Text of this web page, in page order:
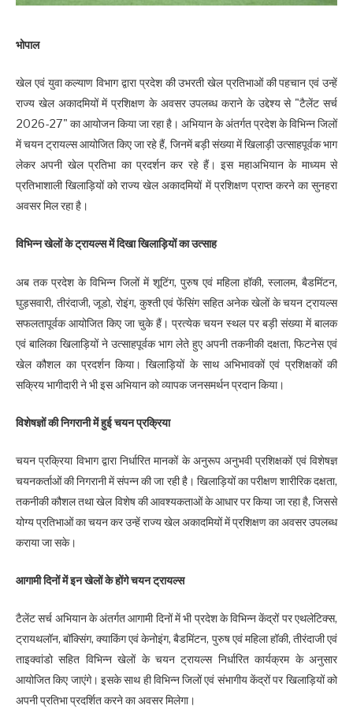
भोपाल
खेल एवं युवा कल्याण विभाग द्वारा प्रदेश की उभरती खेल प्रतिभाओं की पहचान एवं उन्हें
राज्य खेल अकादमियों में प्रशिक्षण के अवसर उपलब्ध कराने के उद्देश्य से "टैलेंट सर्च
2026-27" का आयोजन किया जा रहा है। अभियान के अंतर्गत प्रदेश के विभिन्न जिलों
में चयन ट्रायल्स आयोजित किए जा रहे हैं, जिनमें बड़ी संख्या में खिलाड़ी उत्साहपूर्वक भाग
लेकर अपनी खेल प्रतिभा का प्रदर्शन कर रहे हैं। इस महाअभियान के माध्यम से
प्रतिभाशाली खिलाड़ियों को राज्य खेल अकादमियों में प्रशिक्षण प्राप्त करने का सुनहरा
अवसर मिल रहा है।
विभिन्न खेलों के ट्रायल्स में दिखा खिलाड़ियों का उत्साह
अब तक प्रदेश के विभिन्न जिलों में शूटिंग, पुरुष एवं महिला हॉकी, स्लालम, बैडमिंटन,
घुड़सवारी, तीरंदाजी, जूडो, रोइंग, कुश्ती एवं फेंसिंग सहित अनेक खेलों के चयन ट्रायल्स
सफलतापूर्वक आयोजित किए जा चुके हैं। प्रत्येक चयन स्थल पर बड़ी संख्या में बालक
एवं बालिका खिलाड़ियों ने उत्साहपूर्वक भाग लेते हुए अपनी तकनीकी दक्षता, फिटनेस एवं
खेल कौशल का प्रदर्शन किया। खिलाड़ियों के साथ अभिभावकों एवं प्रशिक्षकों की
सक्रिय भागीदारी ने भी इस अभियान को व्यापक जनसमर्थन प्रदान किया।
विशेषज्ञों की निगरानी में हुई चयन प्रक्रिया
चयन प्रक्रिया विभाग द्वारा निर्धारित मानकों के अनुरूप अनुभवी प्रशिक्षकों एवं विशेषज्ञ
चयनकर्ताओं की निगरानी में संपन्न की जा रही है। खिलाड़ियों का परीक्षण शारीरिक दक्षता,
तकनीकी कौशल तथा खेल विशेष की आवश्यकताओं के आधार पर किया जा रहा है, जिससे
योग्य प्रतिभाओं का चयन कर उन्हें राज्य खेल अकादमियों में प्रशिक्षण का अवसर उपलब्ध
कराया जा सके।
आगामी दिनों में इन खेलों के होंगे चयन ट्रायल्स
टैलेंट सर्च अभियान के अंतर्गत आगामी दिनों में भी प्रदेश के विभिन्न केंद्रों पर एथलेटिक्स,
ट्रायथलॉन, बॉक्सिंग, क्याकिंग एवं केनोइंग, बैडमिंटन, पुरुष एवं महिला हॉकी, तीरंदाजी एवं
ताइक्वांडो सहित विभिन्न खेलों के चयन ट्रायल्स निर्धारित कार्यक्रम के अनुसार
आयोजित किए जाएंगे। इसके साथ ही विभिन्न जिलों एवं संभागीय केंद्रों पर खिलाड़ियों को
अपनी प्रतिभा प्रदर्शित करने का अवसर मिलेगा।